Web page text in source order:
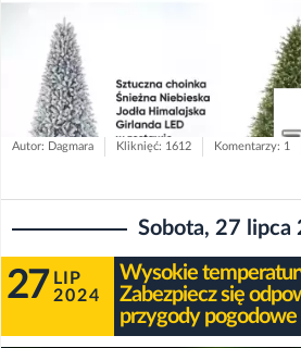
Autor: Dagmara Kliknięć: 1612 Komentarzy: 1
Sobota, 27 lipca
27 LIP
2024
Wysokie
Zabezpiecz się
przygody pogodowe